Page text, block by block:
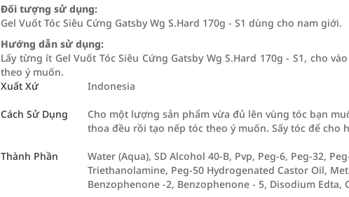
Đối tượng sử dụng:
Gel Vuốt Tóc Siêu Cứng Gatsby Wg S.Hard 170g - S1 dùng cho nam giới.
Hướng dẫn sử dụng:
Lấy từng ít Gel Vuốt Tóc Siêu Cứng Gatsby Wg S.Hard 170g - S1, cho
theo ý muốn.
Xuất Xứ
Indonesia
Cách Sử Dụng
Cho một lượng sản phẩm vừa đủ lên vùng tóc bạn
thoa đều rồi tạo nếp tóc theo ý muốn. Sấy tóc để cho
Thành Phần
Water (Aqua), SD Alcohol 40-B, Pvp, Peg-6, Peg-32,
Triethanolamine, Peg-50 Hydrogenated Castor Oil,
Benzophenone -2, Benzophenone - 5, Disodium Edta,